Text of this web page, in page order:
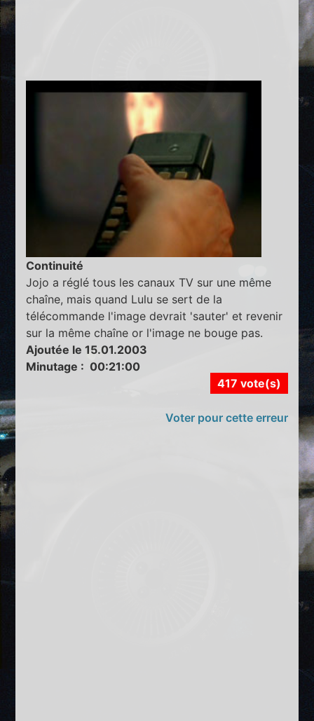
Continuité
Jojo a réglé tous les canaux TV sur une même
chaîne, mais quand Lulu se sert de la
télécommande l'image devrait 'sauter' et revenir
sur la même chaîne or l'image ne bouge pas.
Ajoutée le 15.01.2003
Minutage : 00:21:00
417 vote(s)
Voter pour cette erreur